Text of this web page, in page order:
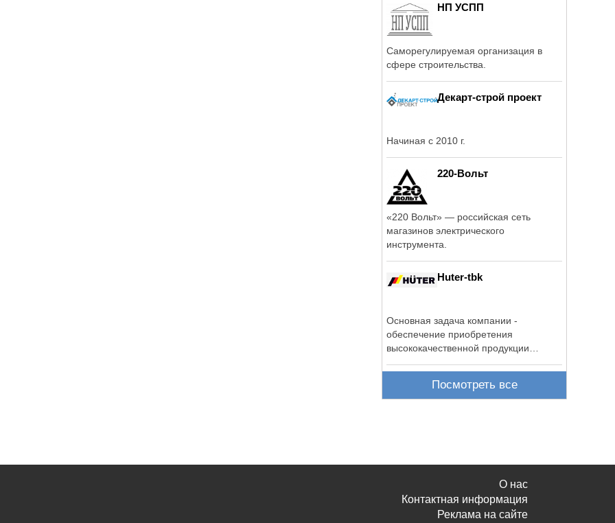
НП УСПП
Саморегулируемая организация в
сфере строительства.
Декарт-строй проект
Начиная с 2010 г.
220-Вольт
«220 Вольт» — российская сеть
магазинов электрического
инструмента.
Huter-tbk
Основная задача компании -
обеспечение приобретения
высококачественной продукции
Посмотреть все
О нас
Контактная информация
Реклама на сайте